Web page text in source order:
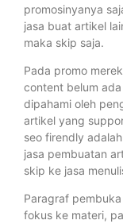
promosinyanya
jasa buat artikel
maka skip saja.
Pada promo
content belum
dipahami oleh
artikel yang
seo firendly
jasa pembuatan
skip ke jasa
Paragraf
fokus ke materi,